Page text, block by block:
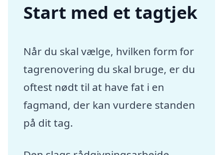
Start med et tagtjek
Når du skal vælge, hvilken form for
tagrenovering du skal bruge, er du
oftest nødt til at have fat i en
fagmand, der kan vurdere standen
på dit tag.